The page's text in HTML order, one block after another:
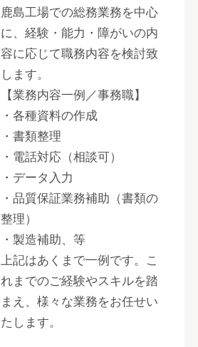
鹿島工場での総務業務を中心
に、経験・能力・障がいの内
容に応じて職務内容を検討致
します。
【業務内容一例／事務職】
・各種資料の作成
・書類整理
・電話対応（相談可）
・データ入力
・品質保証業務補助（書類の
整理）
・製造補助、等
上記はあくまで一例です。こ
れまでのご経験やスキルを踏
まえ、様々な業務をお任せい
たします。